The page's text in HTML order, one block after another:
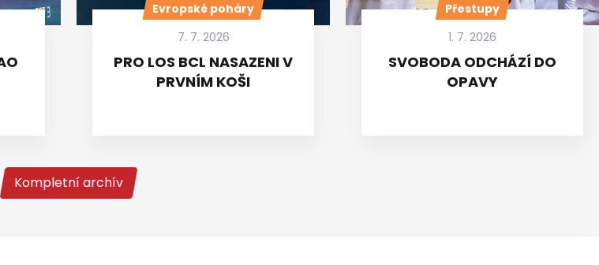
Evropské poháry
7. 7. 2026
PRO LOS BCL NASAZENI V
PRVNÍM KOŠI
Přestupy
1. 7. 2026
SVOBODA ODCHÁZÍ DO
OPAVY
Kompletní archív